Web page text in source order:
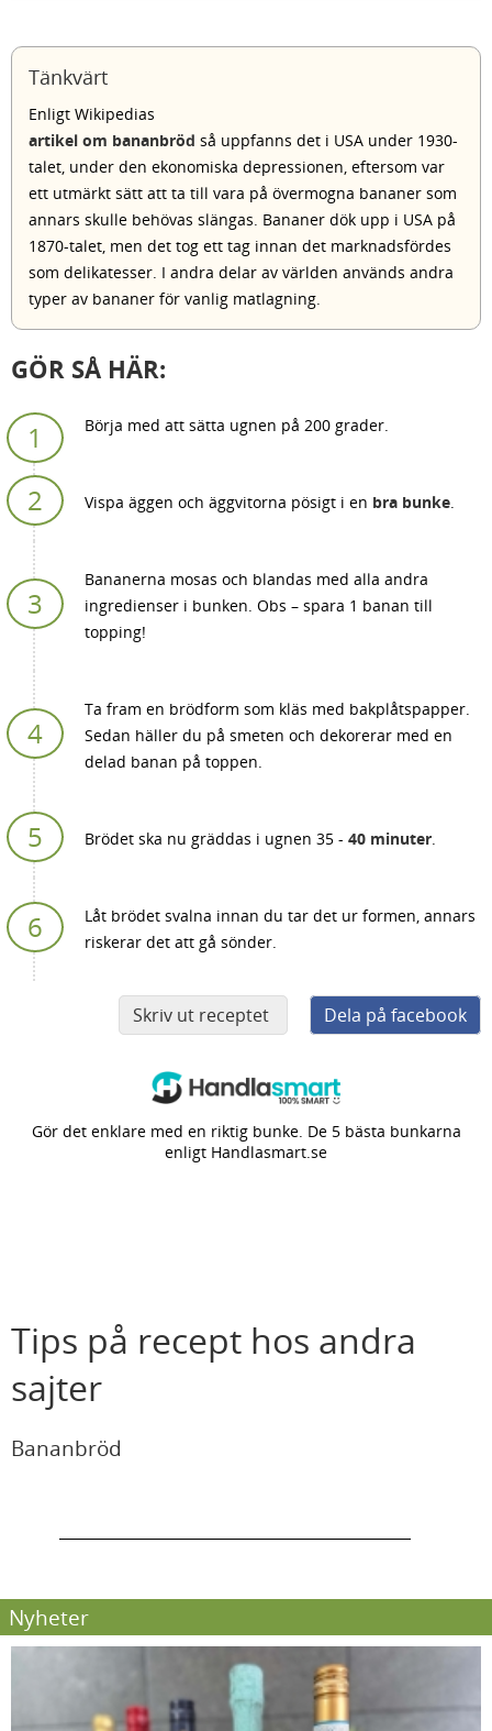
Tänkvärt
Enligt Wikipedias
artikel om bananbröd så uppfanns det i USA under 1930-
talet, under den ekonomiska depressionen, eftersom var
ett utmärkt sätt att ta till vara på övermogna bananer som
annars skulle behövas slängas. Bananer dök upp i USA på
1870-talet, men det tog ett tag innan det marknadsfördes
som delikatesser. I andra delar av världen används andra
typer av bananer för vanlig matlagning.
GÖR SÅ HÄR:
Börja med att sätta ugnen på 200 grader.
Vispa äggen och äggvitorna pösigt i en bra bunke.
Bananerna mosas och blandas med alla andra
ingredienser i bunken. Obs – spara 1 banan till
topping!
Ta fram en brödform som kläs med bakplåtspapper.
Sedan häller du på smeten och dekorerar med en
delad banan på toppen.
Brödet ska nu gräddas i ugnen 35 - 40 minuter.
Låt brödet svalna innan du tar det ur formen, annars
riskerar det att gå sönder.
Skriv ut receptet Dela på facebook
Gör det enklare med en riktig bunke. De 5 bästa bunkarna
enligt Handlasmart.se
Tips på recept hos andra
sajter
Bananbröd
Nyheter